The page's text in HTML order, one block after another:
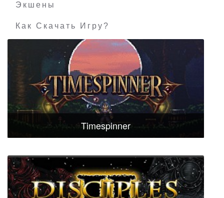
Экшены
Как Скачать Игру?
Timespinner